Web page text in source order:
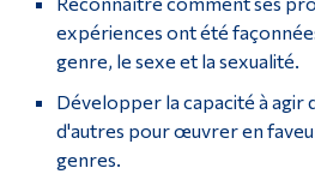
expériences ont été
genre, le sexe et la sexualité.
Développer la capacité à agir
d'autres pour œuvrer en
genres.